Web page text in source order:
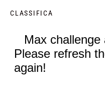
CLASSIFICA